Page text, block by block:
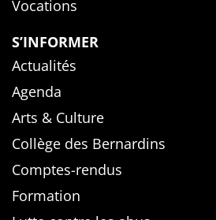
Vocations
S’INFORMER
Actualités
Agenda
Arts & Culture
Collège des Bernardins
Comptes-rendus
Formation